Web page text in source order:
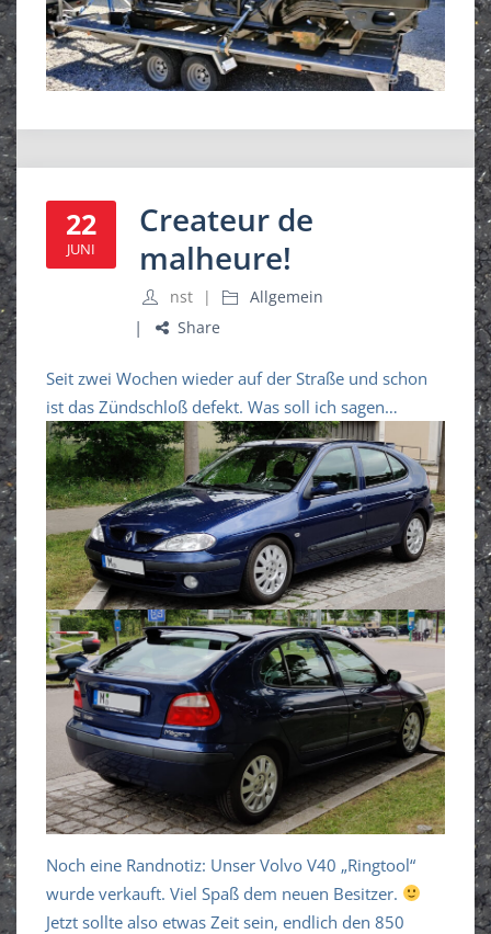
22
JUNI
Createur de
malheure!
nst
Allgemein
Share
Seit zwei Wochen wieder auf der Straße und schon
ist das Zündschloß defekt. Was soll ich sagen…
Noch eine Randnotiz: Unser Volvo V40 „Ringtool“
wurde verkauft. Viel Spaß dem neuen Besitzer.
Jetzt sollte also etwas Zeit sein, endlich den 850